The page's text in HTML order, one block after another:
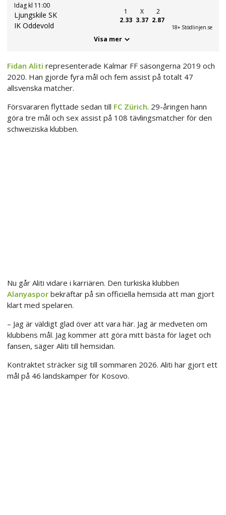
Idag kl 11:00
Ljungskile SK
IK Oddevold
1
2.33
X
3.37
2
2.87
18+ Stödlinjen.se
Visa mer
Fidan Aliti representerade Kalmar FF säsongerna 2019 och
2020. Han gjorde fyra mål och fem assist på totalt 47
allsvenska matcher.
Försvararen flyttade sedan till FC Zürich. 29-åringen hann
göra tre mål och sex assist på 108 tävlingsmatcher för den
schweiziska klubben.
Nu går Aliti vidare i karriären. Den turkiska klubben
Alanyaspor bekräftar på sin officiella hemsida att man gjort
klart med spelaren.
– Jag är väldigt glad över att vara här. Jag är medveten om
klubbens mål. Jag kommer att göra mitt bästa för laget och
fansen, säger Aliti till hemsidan.
Kontraktet sträcker sig till sommaren 2026. Aliti har gjort ett
mål på 46 landskamper för Kosovo.